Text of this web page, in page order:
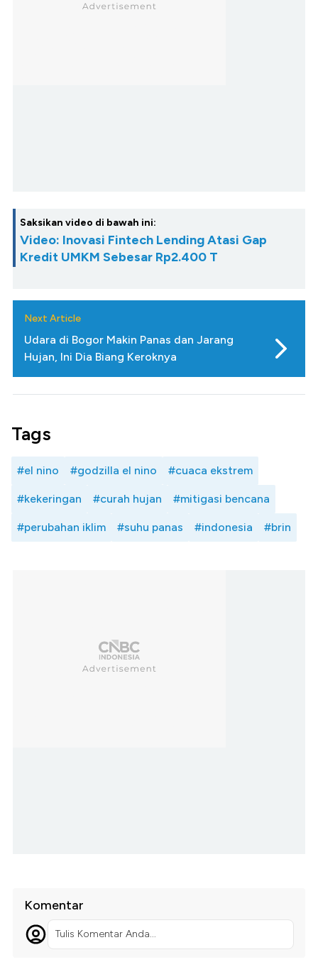
Saksikan video di bawah ini:
Video: Inovasi Fintech Lending Atasi Gap
Kredit UMKM Sebesar Rp2.400 T
Next Article
Udara di Bogor Makin Panas dan Jarang
Hujan, Ini Dia Biang Keroknya
Tags
#el nino #godzilla el nino #cuaca ekstrem
#kekeringan #curah hujan #mitigasi bencana
#perubahan iklim #suhu panas #indonesia #brin
Komentar
Tulis Komentar Anda...